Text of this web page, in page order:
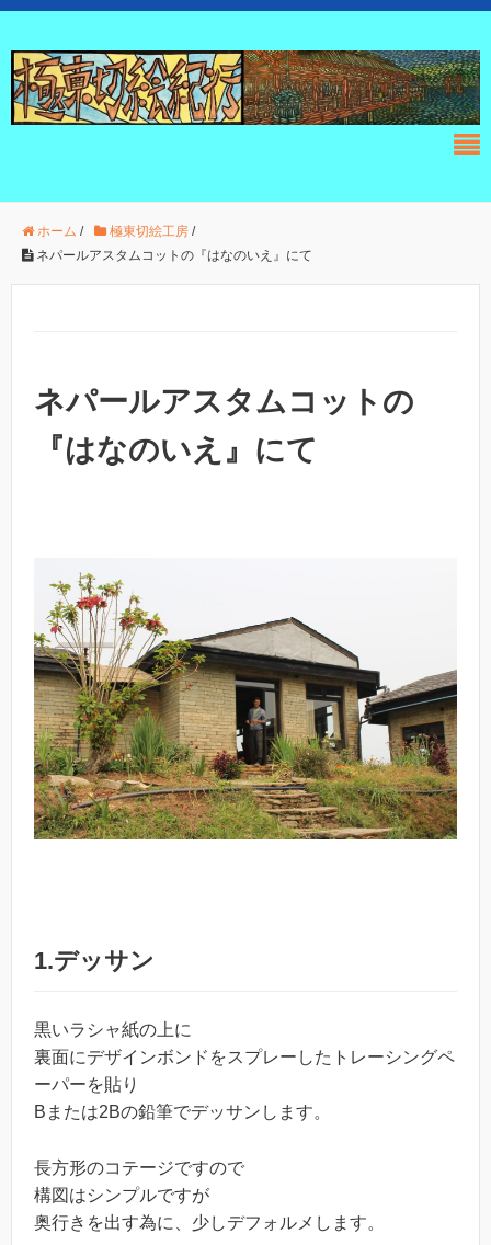
ホーム / 極東切絵工房 /
ネパールアスタムコットの『はなのいえ』にて
ネパールアスタムコットの
『はなのいえ』にて
1.デッサン
黒いラシャ紙の上に
裏面にデザインボンドをスプレーしたトレーシングペ
ーパーを貼り
Bまたは2Bの鉛筆でデッサンします。
長方形のコテージですので
構図はシンプルですが
奥行きを出す為に、少しデフォルメします。